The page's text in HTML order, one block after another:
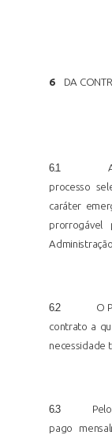
6 DA
6.1
processo
caráter
6.2
O
contrato a
necessidade
6.3
pago